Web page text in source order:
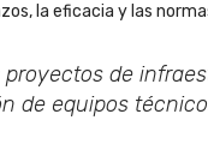
la eficacia y las
proyectos de
de equipos